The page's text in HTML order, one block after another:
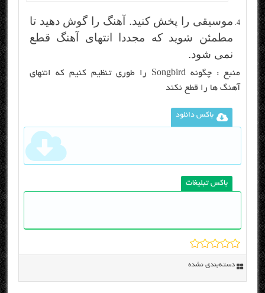
موسیقی را پخش کنید. آهنگ را گوش دهید تا
مطمئن شوید که مجددا انتهای آهنگ قطع
نمی شود.
منبع :
چگونه Songbird را طوری تنظیم کنیم که انتهای
آهنگ ها را قطع نکند
باکس دانلود
باکس تبلیغات
دسته‌بندی نشده